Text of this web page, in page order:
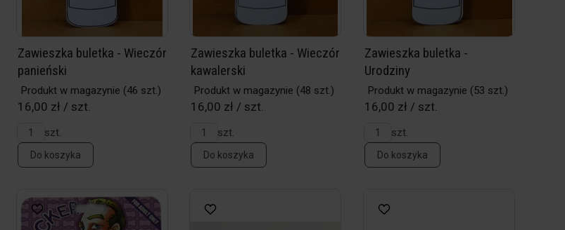
Zawieszka buletka - Wieczór
panieński
Produkt w magazynie (46 szt.)
16,00 zł / szt.
szt.
Do koszyka
Zawieszka buletka - Wieczór
kawalerski
Produkt w magazynie (48 szt.)
16,00 zł / szt.
szt.
Do koszyka
Zawieszka buletka -
Urodziny
Produkt w magazynie (53 szt.)
16,00 zł / szt.
szt.
Do koszyka